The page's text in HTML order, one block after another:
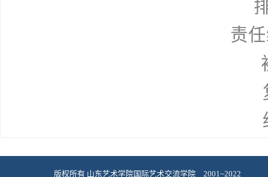
责
版权所有 山东艺术学院国际艺术交流学院 2001~2022